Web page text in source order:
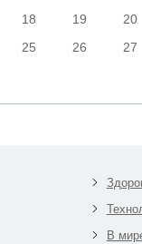
18 19 20
25 26 27
В